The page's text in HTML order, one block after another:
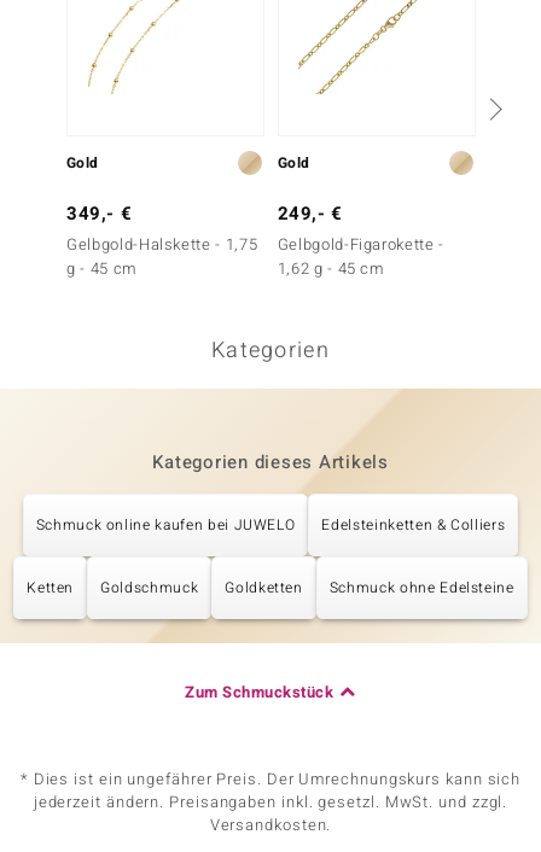
Gold
349,- €
Gelbgold-Halskette - 1,75
g - 45 cm
Gold
249,- €
Gelbgold-Figarokette -
1,62 g - 45 cm
Kategorien
Kategorien dieses Artikels
Schmuck online kaufen bei JUWELO Edelsteinketten & Colliers
Ketten Goldschmuck Goldketten Schmuck ohne Edelsteine
Zum Schmuckstück
* Dies ist ein ungefährer Preis. Der Umrechnungskurs kann sich
jederzeit ändern. Preisangaben inkl. gesetzl. MwSt. und zzgl.
Versandkosten.